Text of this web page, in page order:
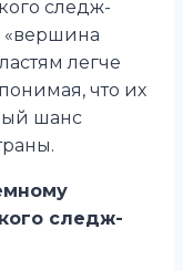
следж-
«вершина
легче
что их
шанс
следж-